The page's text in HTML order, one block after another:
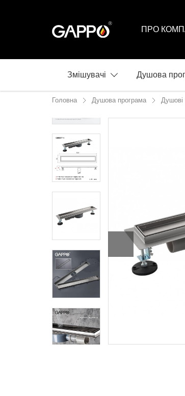
ПРО
Змішувачі Душова
Головна Душова програма Душові